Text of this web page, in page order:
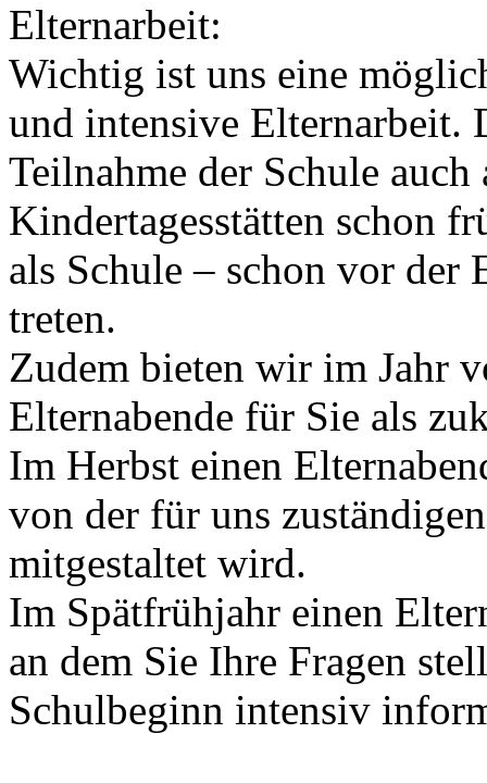
Elternarbeit:
Wichtig ist uns eine
und intensive Elternarbeit.
Teilnahme der Schule
Kindertagesstätten schon
als Schule – schon vor
treten.
Zudem bieten wir im Jahr
Elternabende für Sie als
Im Herbst einen
von der für uns
mitgestaltet wird.
Im Spätfrühjahr einen
an dem Sie Ihre Fragen
Schulbeginn intensiv